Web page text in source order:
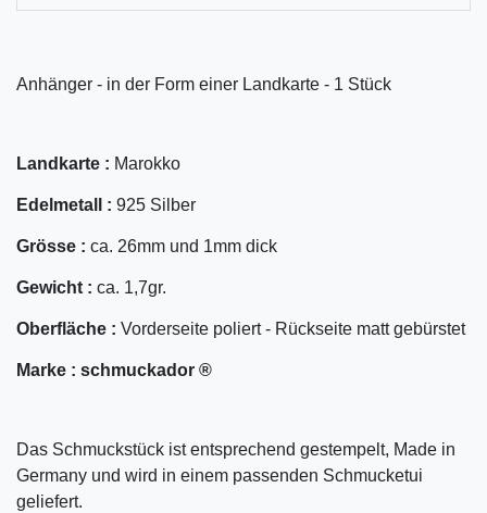
Anhänger - in der Form einer Landkarte - 1 Stück
Landkarte : Marokko
Edelmetall : 925 Silber
Grösse : ca. 26mm und 1mm dick
Gewicht : ca. 1,7gr.
Oberfläche : Vorderseite poliert - Rückseite matt gebürstet
Marke : schmuckador ®
Das Schmuckstück ist entsprechend gestempelt, Made in
Germany und wird in einem passenden Schmucketui
geliefert.